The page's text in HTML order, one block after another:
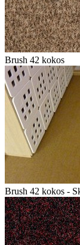
Brush 42 kokos
Brush 42 kokos -